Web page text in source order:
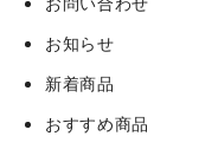
お知らせ
新着商品
おすすめ商品